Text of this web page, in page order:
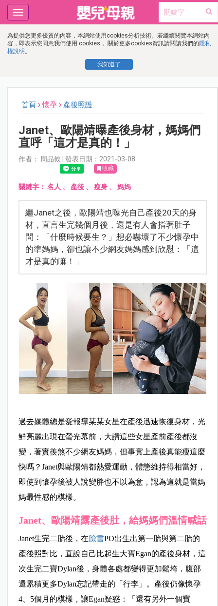
為提供您更多優質的內容，本網站使用cookies分析技術。若繼續閱覽本網站內
容，即表示您同意我們使用 cookies， 關於更多cookies資訊請閱讀我們的隱私
權說明 。
我知道了
Toggle
navigation
首頁 懷孕 產後照護
Janet、歐陽靖曝產後身材，媽媽們
直呼「這才是真的！」
作者： 周品攸 | 發表日期：2021-03-08
收藏
關鍵字： 名人 、 產後、 瘦身、 媽媽
繼Janet之後，歐陽靖也曝光自己產後20天的身
材，直言生完幾個月後，還是有人會指著肚子
問：「什麼時候要生？」想必嚇壞了不少懷孕中
的準媽媽，卻也讓不少網友媽媽感到欣慰：「這
才是真的嘛！」
過去媒體總是愛報導某某女星在產後迅速恢復身材，光
鮮亮麗出現在螢光幕前，大讚這些女星產前產後都沒
變，著實羨煞不少網友媽媽，但事實上產後真能瘦這麼
快嗎？Janet與歐陽靖都熱愛運動，體態維持得相當好，
即使到懷孕後被人說變胖也不以為意，認為這就是當媽
媽最性感的模樣。
Janet、歐陽靖露產後肚，給媽媽們溫情喊話
Janet生完二胎後，在臉書PO出生出第一胎與第二胎的
產後照對比，直說自己比起生大寶Egan的產後身材，這
次生完二寶Dylan後，身體各處都變得更加鬆垮，腹部
還累積更多Dylan忘記帶走的「行李」。產後仍像懷孕
4、5個月的模樣，讓Egan疑惑：「還有另外一個寶